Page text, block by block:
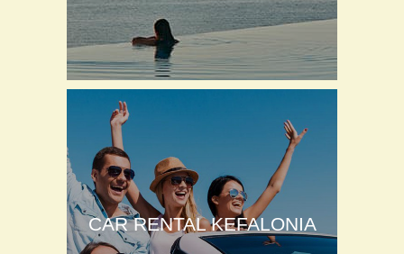
CAR RENTAL KEFALONIA